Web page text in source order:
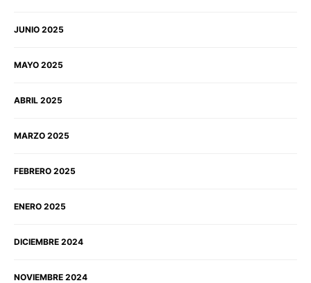
JUNIO 2025
MAYO 2025
ABRIL 2025
MARZO 2025
FEBRERO 2025
ENERO 2025
DICIEMBRE 2024
NOVIEMBRE 2024